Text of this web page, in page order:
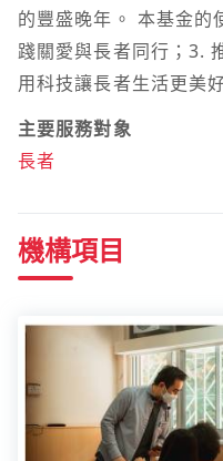
的豐盛晚年。 本基金
踐關愛與長者同行；3.
用科技讓長者生活更美
主要服務對象
長者
機構項目